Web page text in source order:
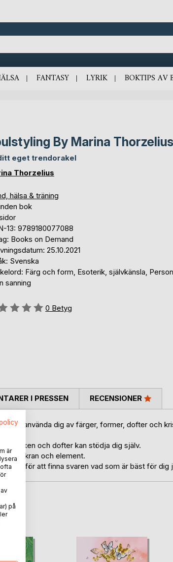
FANTASY LYRIK BOKTIPS AV
By Marina Thorzelius
eget trendorakel
Thorzelius
hälsa & träning
bok
13: 9789180077088
Books on Demand
25.10.2021
Svenska
Färg och form, Esoterik, självkänsla,
sanning
0 Betyg
kan använda dig av färger, former, dofter och
smycken och dofter kan stödja dig själv.
chakran och element.
inåt för att finna svaren vad som är bäst för dig
I PRESSEN RECENSIONER
är
på